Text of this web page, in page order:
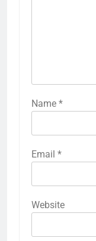
Name *
Email *
Website